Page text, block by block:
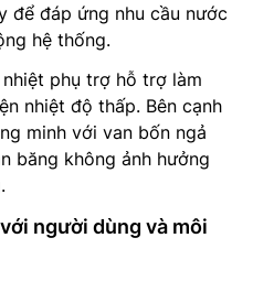
để đáp ứng nhu cầu nước
hệ thống.
phụ trợ hỗ trợ làm
nhiệt độ thấp. Bên cạnh
minh với van bốn ngả
băng không ảnh hưởng
người dùng và môi